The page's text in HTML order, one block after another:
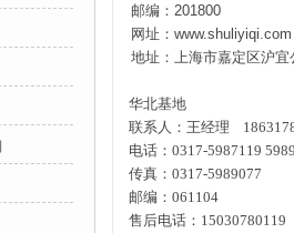
邮编：201800
网址：www.shuliyiqi.com
地址：上海市嘉定区沪宜
华北基地
联系人：王经理
电话：0317-5987119
传真：0317-5989077
邮编：061104
售后电话：15030780119